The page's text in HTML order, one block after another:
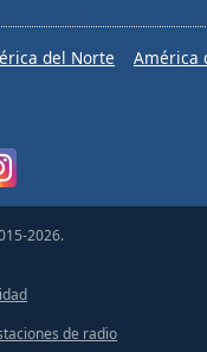
del Norte
América
2026.
de radio